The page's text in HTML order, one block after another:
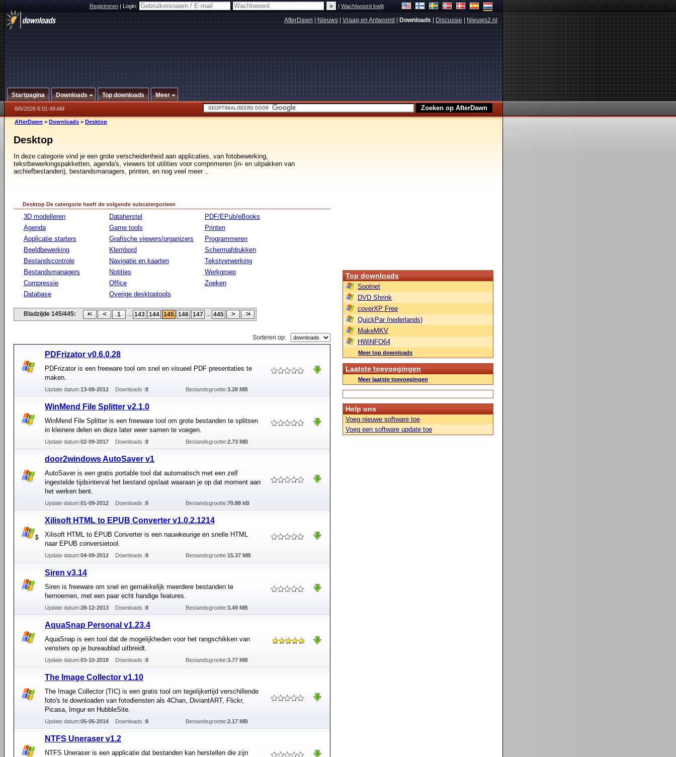
Registreren|Login: |Wachtwoord kwijt
AfterDawn Nieuws Vraag en Antwoord Downloads Discussie Nieuws2.nl
Startpagina Downloads Top downloads Meer
8/6/2026 6:01:49 AM
AfterDawn > Downloads > Desktop
Desktop
In deze categorie vind je een grote verscheidenheid aan applicaties, van fotobewerking,
tekstbewerkingspakketten, agenda's, viewers tot utilities voor comprimeren (in- en uitpakken van
archiefbestanden), bestandsmanagers, printen, en nog veel meer ..
Desktop De catergorie heeft de volgende subcatergorieen
3D modelleren
Agenda
Applicatie starters
Beeldbewerking
Bestandscontrole
Bestandsmanagers
Compressie
Database
Dataherstel
Game tools
Grafische viewers/organizers
Klembord
Navigatie en kaarten
Notities
Office
Overige desktoptools
PDF/EPub/eBooks
Printen
Programmeren
Schermafdrukken
Tekstverwerking
Werkgroep
Zoeken
Bladzijde 145/445: 1 ... 143 144 145 146 147 ... 445
Sorteren op:
PDFrizator v0.6.0.28
PDFrizator is een freeware tool om snel en visueel PDF presentaties te
maken.
Update datum:13-08-2012 Downloads :8 Bestandsgrootte:3.28 MB
WinMend File Splitter v2.1.0
WinMend File Splitter is een freeware tool om grote bestanden te splitsen
in kleinere delen en deze later weer samen te voegen.
Update datum:02-09-2017 Downloads :8 Bestandsgrootte:2.73 MB
door2windows AutoSaver v1
AutoSaver is een gratis portable tool dat automatisch met een zelf
ingestelde tijdsinterval het bestand opslaat waaraan je op dat moment aan
het werken bent.
Update datum:01-09-2012 Downloads :8 Bestandsgrootte:70.88 kB
Xilisoft HTML to EPUB Converter v1.0.2.1214
Xilisoft HTML to EPUB Converter is een nauwkeurige en snelle HTML
naar EPUB conversietool.
Update datum:04-09-2012 Downloads :8 Bestandsgrootte:15.37 MB
Siren v3.14
Siren is freeware om snel en gemakkelijk meerdere bestanden te
hernoemen, met een paar echt handige features.
Update datum:28-12-2013 Downloads :8 Bestandsgrootte:3.49 MB
AquaSnap Personal v1.23.4
AquaSnap is een tool dat de mogelijkheden voor het rangschikken van
vensters op je bureaublad uitbreidt.
Update datum:03-10-2018 Downloads :8 Bestandsgrootte:3.77 MB
The Image Collector v1.10
The Image Collector (TIC) is een gratis tool om tegelijkertijd verschillende
foto's te downloaden van fotodiensten als 4Chan, DiviantART, Flickr,
Picasa, Imgur en HubbleSite.
Update datum:05-05-2014 Downloads :8 Bestandsgrootte:2.17 MB
NTFS Uneraser v1.2
NTFS Uneraser is een applicatie dat bestanden kan herstellen die zijn
Top downloads
Spotnet
DVD Shrink
coverXP Free
QuickPar (nederlands)
MakeMKV
HWiNFO64
Meer top downloads
Laatste toevoegingen
Meer laatste toevoegingen
Help ons
Voeg nieuwe software toe
Voeg een software update toe